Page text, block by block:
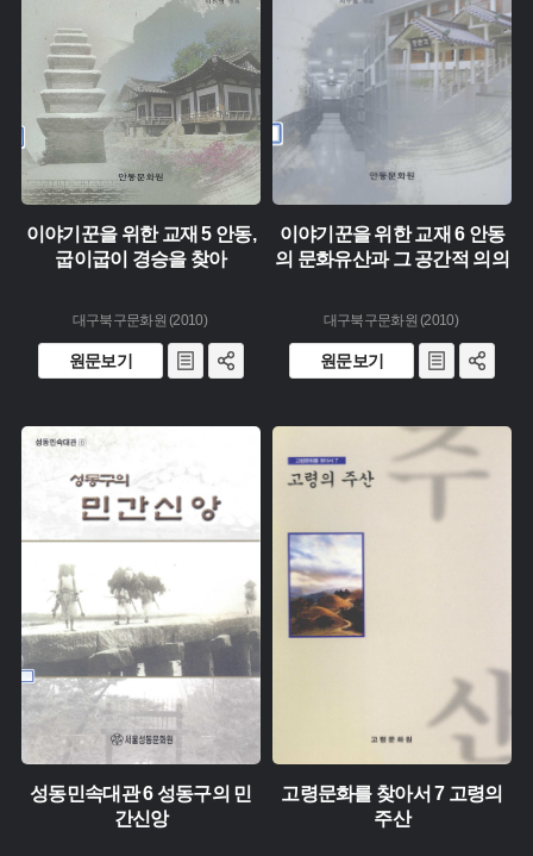
이야기꾼을 위한 교재 5 안동,
굽이굽이 경승을 찾아
대구북구문화원 (2010)
원문보기
이야기꾼을 위한 교재 6 안동
의 문화유산과 그 공간적 의의
대구북구문화원 (2010)
원문보기
생산 :
소장 :
성동민속대관 6 성동구의 민
간신앙
소장 :
고령문화를 찾아서 7 고령의
주산